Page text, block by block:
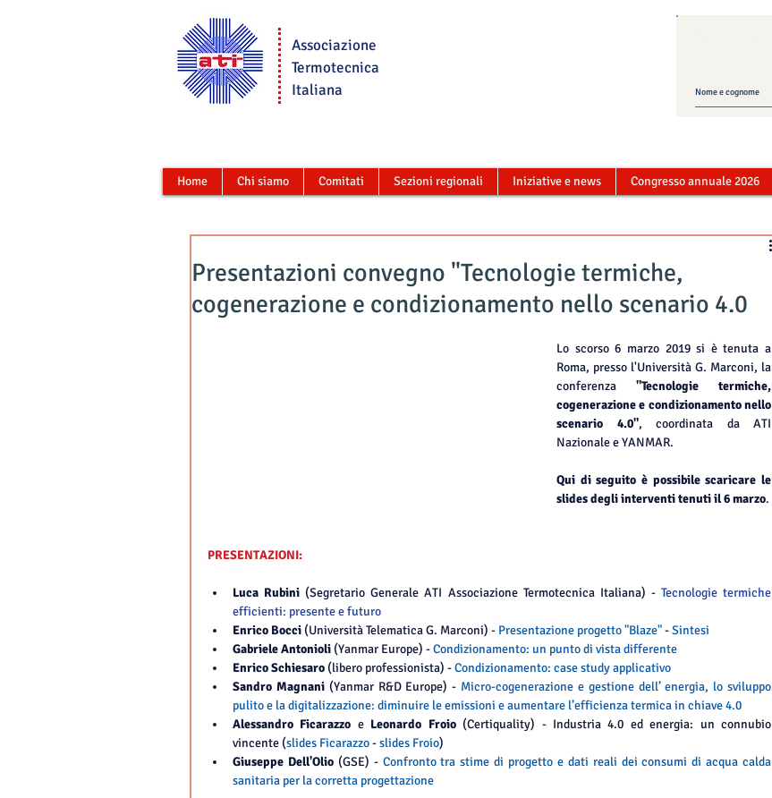
Associazione
Termotecnica
Italiana
Home Chi siamo Comitati Sezioni regionali Iniziative e news Congresso annuale 2026
Presentazioni convegno "Tecnologie termiche,
cogenerazione e condizionamento nello scenario 4.0
Lo scorso 6 marzo 2019 si è tenuta a
Roma, presso l'Università G. Marconi, la
conferenza "Tecnologie termiche,
cogenerazione e condizionamento nello
scenario 4.0", coordinata da ATI
Nazionale e YANMAR.
Qui di seguito è possibile scaricare le
slides degli interventi tenuti il 6 marzo.
PRESENTAZIONI:
Luca Rubini (Segretario Generale ATI Associazione Termotecnica Italiana) - Tecnologie termiche
efficienti: presente e futuro
Enrico Bocci (Università Telematica G. Marconi) - Presentazione progetto "Blaze" - Sintesi
Gabriele Antonioli (Yanmar Europe) - Condizionamento: un punto di vista differente
Enrico Schiesaro (libero professionista) - Condizionamento: case study applicativo
Sandro Magnani (Yanmar R&D Europe) -
pulito e la digitalizzazione: diminuire le emissioni e aumentare l’efficienza termica in chiave 4.0
Alessandro Ficarazzo e Leonardo Froio (Certiquality) - Industria 4.0 ed energia: un connubio
vincente (slides Ficarazzo- slides Froio)
Giuseppe Dell'Olio (GSE) - Confronto tra stime di progetto e dati reali dei consumi di acqua calda
sanitaria per la corretta progettazione